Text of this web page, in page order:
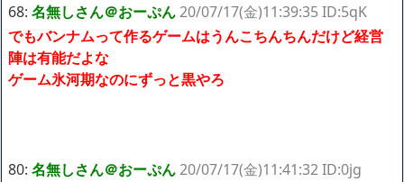
68: 名無しさん＠おーぷん20/07/17(金)11:39:35 ID:5qK
でもバンナムって作るゲームはうんこちんちんだけど経営
陣は有能だよな
ゲーム氷河期なのにずっと黒やろ
80: 名無しさん＠おーぷん20/07/17(金)11:41:32 ID:0jg